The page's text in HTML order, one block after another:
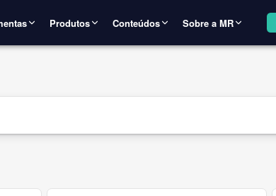
Produtos Conteúdos Sobre a MR